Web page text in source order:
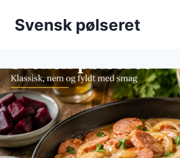
Svensk pølseret